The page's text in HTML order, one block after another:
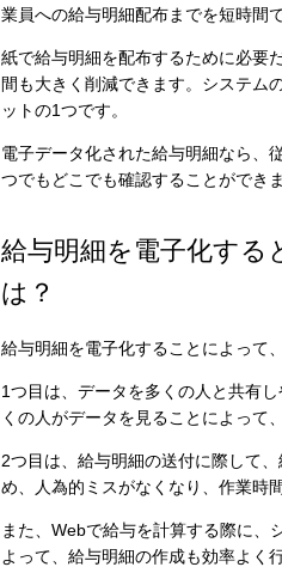
業員への給与明細配布までを短時間
紙で給与明細を配布するために必要
間も大きく削減できます。システム
ットの1つです。
電子データ化された給与明細なら、
つでもどこでも確認することができま
給与明細を電子化する
は？
給与明細を電子化することによって
1つ目は、データを多くの人と共有
くの人がデータを見ることによって
2つ目は、給与明細の送付に際して
め、人為的ミスがなくなり、作業時
また、Webで給与を計算する際に、
よって、給与明細の作成も効率よく